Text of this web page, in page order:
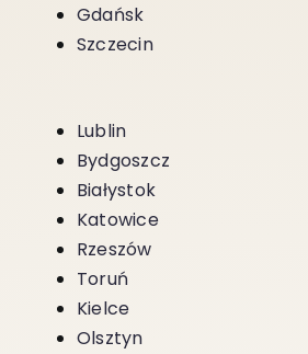
Gdańsk
Szczecin
Lublin
Bydgoszcz
Białystok
Katowice
Rzeszów
Toruń
Kielce
Olsztyn